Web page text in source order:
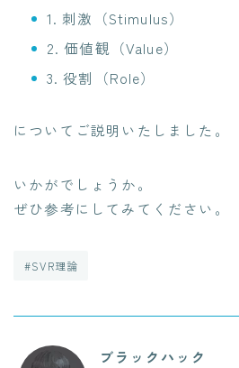
1. 刺激（Stimulus）
2. 価値観（Value）
3. 役割（Role）
についてご説明いたしました。
いかがでしょうか。
ぜひ参考にしてみてください。
#SVR理論
ブラックハック